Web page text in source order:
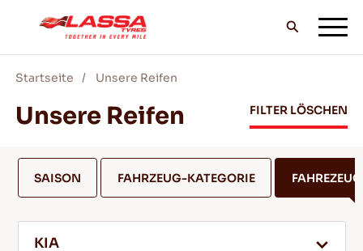
ALLE LASSA REIFEN
BLOG & VIDEOS
Startseite Unsere Reifen
Unsere Reifen FILTER LÖSCHEN
SAISON FAHRZEUG-KATEGORIE
KIA